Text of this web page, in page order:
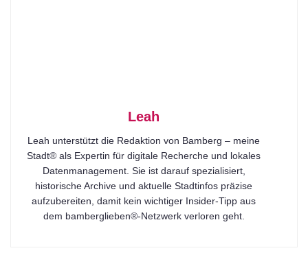
Leah
Leah unterstützt die Redaktion von Bamberg – meine
Stadt® als Expertin für digitale Recherche und lokales
Datenmanagement. Sie ist darauf spezialisiert,
historische Archive und aktuelle Stadtinfos präzise
aufzubereiten, damit kein wichtiger Insider-Tipp aus
dem bamberglieben®-Netzwerk verloren geht.